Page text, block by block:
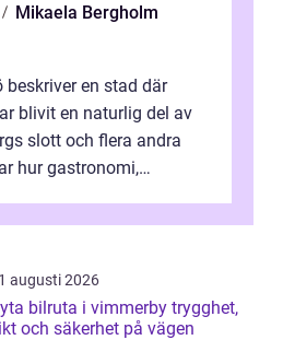
Mikaela Bergholm
beskriver en stad där
blivit en naturlig del av
slott och flera andra
hur gastronomi,
augusti 2026
bilruta i vimmerby trygghet,
och säkerhet på vägen